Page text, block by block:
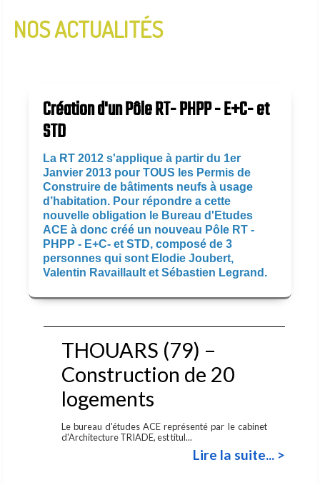
InfoLettre N°2 - Janvier 2020
NOS ACTUALITÉS
Création d'un Pôle RT- PHPP - E+C- et
STD
La RT 2012 s'appliqueà partir du 1er
Janvier 2013 pourTOUS les Permis de
Construire de bâtiments neufs à usage
d’habitation. Pour répondre a cette
nouvelle obligation le Bureau d'Etudes
ACE à donc créé un nouveau Pôle RT -
PHPP - E+C- et STD, composé de 3
personnes qui sont Elodie Joubert,
Valentin Ravaillault et Sébastien Legrand.
THOUARS (79) –
Construction de 20
logements
Le bureau d'études ACE représenté par le cabinet
d'Architecture TRIADE, est titul...
Lire la suite... >